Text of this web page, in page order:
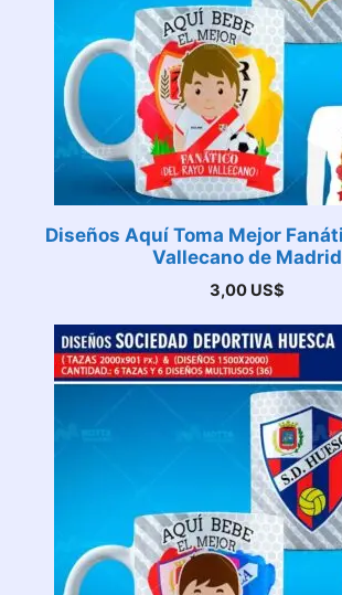
Diseños Aquí Toma Mejor
Vallecano de Madrid
3,00 US$